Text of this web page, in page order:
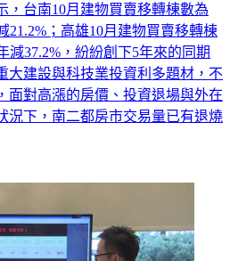
，台南10月建物買賣移轉棟數為
21.2%；高雄10月建物買賣移轉棟
減37.2%，紛紛創下5年來的同期
大建設與科技業投資利多題材，不
面對高漲的房價、投資退場與外在
況下，南二都房市交易量已有退燒